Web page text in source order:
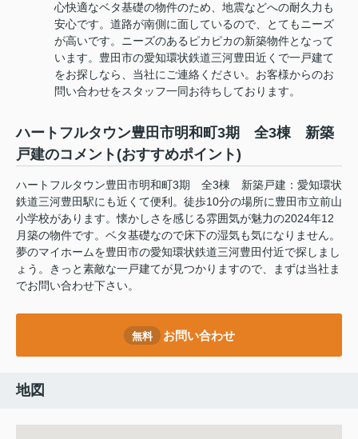
心快適なベタ基礎の物件のため、地震などへの耐久力も
安心です。道路が南側に面しているので、とてもニーズ
が高いです。ニーズのあるピカピカの新築物件となって
います。豊田市の愛知環状鉄道三河豊田近くで一戸建て
をお探しなら、当社にご連絡ください。お客様からのお
問い合わせをスタッフ一同お待ちしております。
ハートフルタウン豊田市明和町3期 全3棟 新築
戸建のコメント(おすすめポイント)
ハートフルタウン豊田市明和町3期 全3棟 新築戸建：愛知環状
鉄道三河豊田駅にも近くて便利。徒歩10分の場所に豊田市立前山
小学校があります。懐かしさを感じる雰囲気が魅力の2024年12
月築の物件です。ベタ基礎なので床下の湿気も気になりません。
夢のマイホームを豊田市の愛知環状鉄道三河豊田付近で探しまし
ょう。きっと素敵な一戸建てが見つかりますので、まずは当社ま
でお問い合わせ下さい。
無料 お問い合わせ
地図